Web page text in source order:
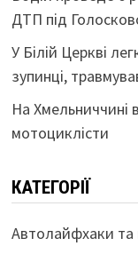
ДТП під
У Білій Церкві
зупинці,
На
мотоциклісти
КАТЕГОРІЇ
Автолайфхаки та